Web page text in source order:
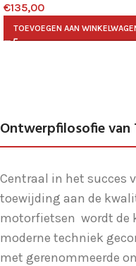
€135,00
TOEVOEGEN AAN
Ontwerpfilosofie
Centraal in het succes
toewijding aan de
motorfietsen wordt de
moderne techniek
met gerenommeerde